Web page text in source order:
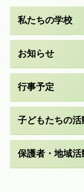
私たちの学校
お知らせ
行事予定
子どもたちの活
保護者・地域活